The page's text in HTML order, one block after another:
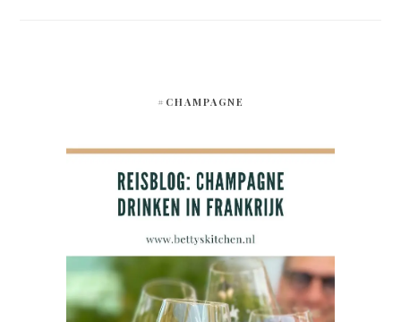
#CHAMPAGNE